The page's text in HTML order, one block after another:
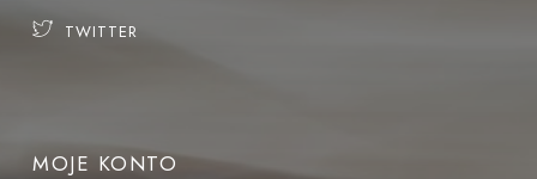
TWITTER
MOJE KONTO